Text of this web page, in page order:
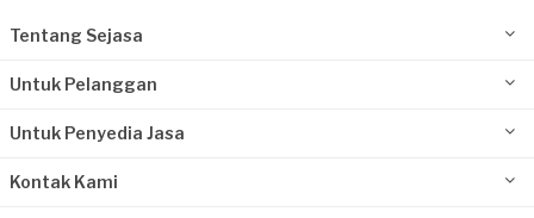
Tentang Sejasa
Untuk Pelanggan
Untuk Penyedia Jasa
Kontak Kami